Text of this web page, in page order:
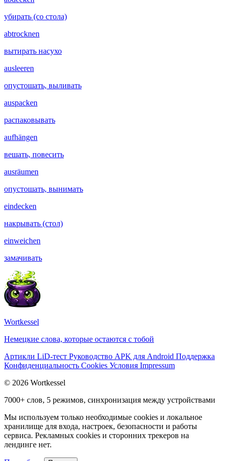
убирать (со стола)
abtrocknen
вытирать насухо
ausleeren
опустошать, выливать
auspacken
распаковывать
aufhängen
вешать, повесить
ausräumen
опустошать, вынимать
eindecken
накрывать (стол)
einweichen
замачивать
Wortkessel
Немецкие слова, которые остаются с тобой
Артикли LiD-тест Руководство APK для Android Поддержка
Конфиденциальность Cookies Условия Impressum
© 2026 Wortkessel
7000+ слов, 5 режимов, синхронизация между устройствами
Мы используем только необходимые cookies и локальное
хранилище для входа, настроек, безопасности и работы
сервиса. Рекламных cookies и сторонних трекеров на
лендинге нет.